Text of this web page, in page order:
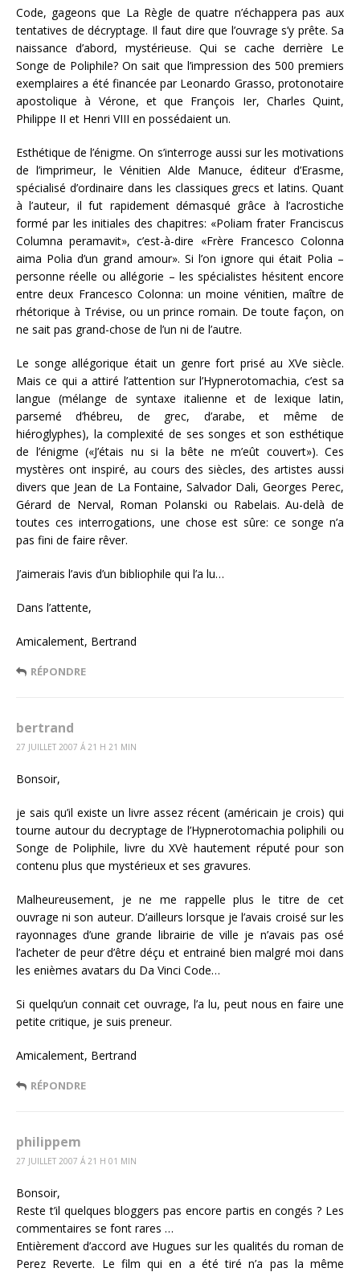
Code, gageons que La Règle de quatre n’échappera pas aux
tentatives de décryptage. Il faut dire que l’ouvrage s’y prête. Sa
naissance d’abord, mystérieuse. Qui se cache derrière Le
Songe de Poliphile? On sait que l’impression des 500 premiers
exemplaires a été financée par Leonardo Grasso, protonotaire
apostolique à Vérone, et que François Ier, Charles Quint,
Philippe II et Henri VIII en possédaient un.
Esthétique de l’énigme. On s’interroge aussi sur les motivations
de l’imprimeur, le Vénitien Alde Manuce, éditeur d’Erasme,
spécialisé d’ordinaire dans les classiques grecs et latins. Quant
à l’auteur, il fut rapidement démasqué grâce à l’acrostiche
formé par les initiales des chapitres: «Poliam frater Franciscus
Columna peramavit», c’est-à-dire «Frère Francesco Colonna
aima Polia d’un grand amour». Si l’on ignore qui était Polia –
personne réelle ou allégorie – les spécialistes hésitent encore
entre deux Francesco Colonna: un moine vénitien, maître de
rhétorique à Trévise, ou un prince romain. De toute façon, on
ne sait pas grand-chose de l’un ni de l’autre.
Le songe allégorique était un genre fort prisé au XVe siècle.
Mais ce qui a attiré l’attention sur l’Hypnerotomachia, c’est sa
langue (mélange de syntaxe italienne et de lexique latin,
parsemé d’hébreu, de grec, d’arabe, et même de
hiéroglyphes), la complexité de ses songes et son esthétique
de l’énigme («J’étais nu si la bête ne m’eût couvert»). Ces
mystères ont inspiré, au cours des siècles, des artistes aussi
divers que Jean de La Fontaine, Salvador Dali, Georges Perec,
Gérard de Nerval, Roman Polanski ou Rabelais. Au-delà de
toutes ces interrogations, une chose est sûre: ce songe n’a
pas fini de faire rêver.
J’aimerais l’avis d’un bibliophile qui l’a lu…
Dans l’attente,
Amicalement, Bertrand
RÉPONDRE
bertrand
27 JUILLET 2007 Á 21 H 21 MIN
Bonsoir,
je sais qu’il existe un livre assez récent (américain je crois) qui
tourne autour du decryptage de l’Hypnerotomachia poliphili ou
Songe de Poliphile, livre du XVè hautement réputé pour son
contenu plus que mystérieux et ses gravures.
Malheureusement, je ne me rappelle plus le titre de cet
ouvrage ni son auteur. D’ailleurs lorsque je l’avais croisé sur les
rayonnages d’une grande librairie de ville je n’avais pas osé
l’acheter de peur d’être déçu et entrainé bien malgré moi dans
les enièmes avatars du Da Vinci Code…
Si quelqu’un connait cet ouvrage, l’a lu, peut nous en faire une
petite critique, je suis preneur.
Amicalement, Bertrand
RÉPONDRE
philippem
27 JUILLET 2007 Á 21 H 01 MIN
Bonsoir,
Reste t’il quelques bloggers pas encore partis en congés ? Les
commentaires se font rares …
Entièrement d’accord ave Hugues sur les qualités du roman de
Perez Reverte. Le film qui en a été tiré n’a pas la même